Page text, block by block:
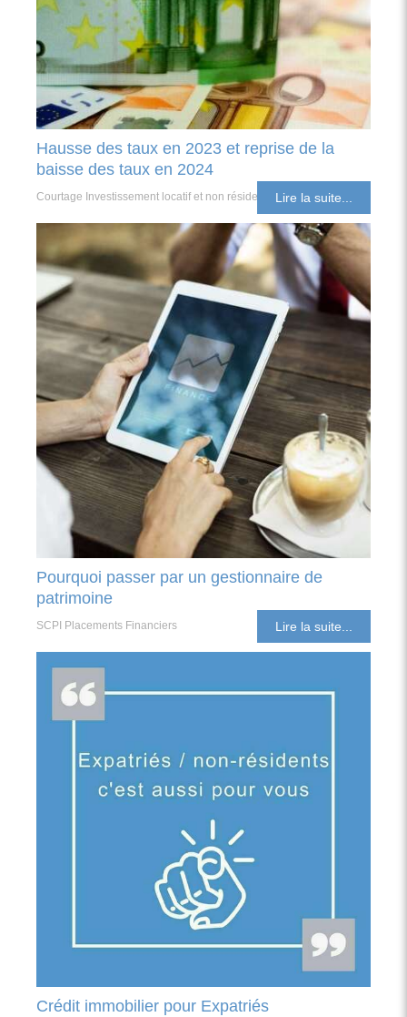
Hausse des taux en 2023 et reprise de la
baisse des taux en 2024
Courtage Investissement locatif et non résident Lire la suite...
Pourquoi passer par un gestionnaire de
patrimoine
SCPI Placements Financiers Lire la suite...
Crédit immobilier pour Expatriés